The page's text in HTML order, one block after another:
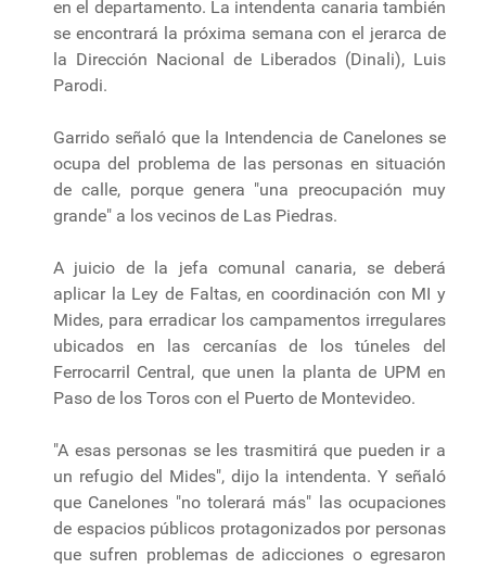
en el departamento. La intendenta canaria también
se encontrará la próxima semana con el jerarca de
la Dirección Nacional de Liberados (Dinali), Luis
Parodi.
Garrido señaló que la Intendencia de Canelones se
ocupa del problema de las personas en situación
de calle, porque genera "una preocupación muy
grande" a los vecinos de Las Piedras.
A juicio de la jefa comunal canaria, se deberá
aplicar la Ley de Faltas, en coordinación con MI y
Mides, para erradicar los campamentos irregulares
ubicados en las cercanías de los túneles del
Ferrocarril Central, que unen la planta de UPM en
Paso de los Toros con el Puerto de Montevideo.
"A esas personas se les trasmitirá que pueden ir a
un refugio del Mides", dijo la intendenta. Y señaló
que Canelones "no tolerará más" las ocupaciones
de espacios públicos protagonizados por personas
que sufren problemas de adicciones o egresaron